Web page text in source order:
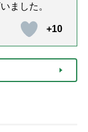
ました。
+10